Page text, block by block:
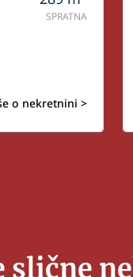
SPRATNA
o nekretnini >
slične